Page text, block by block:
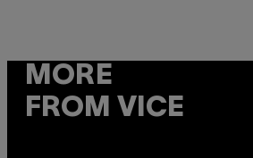
MORE
FROM VICE